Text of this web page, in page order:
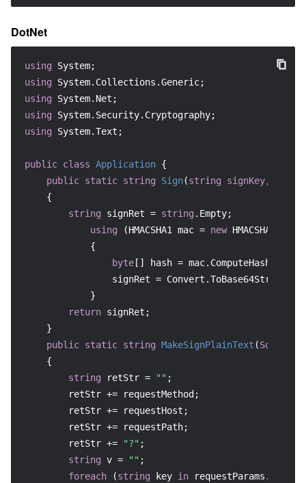
DotNet
using
using
using
using
using System.Text;
public class Application {
public static string Sign(string signKey,
    {
string signRet = string .Empty;
using (HMACSHA1 mac = new
            {
byte [] hash =
signRet =
            }
return signRet;
    }
public static string MakeSignPlainText (
    {
string retStr = "" ;
        retStr += requestMethod;
        retStr += requestHost;
        retStr += requestPath;
        retStr +=
"?" ;
string v = "" ;
foreach (string key in requestParams.Keys)